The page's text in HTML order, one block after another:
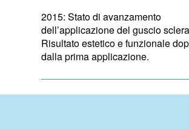
2015: Stato di avanzamento
dell’applicazione del guscio
Risultato estetico e funzionale
dalla prima applicazione.